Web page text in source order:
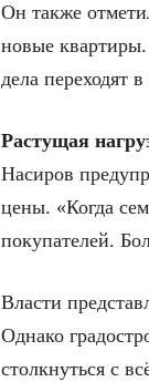
Он также
новые
дела переходят
Растущая
Насиров
цены. «Когда
покупателей.
Власти
Однако
столкнуться с